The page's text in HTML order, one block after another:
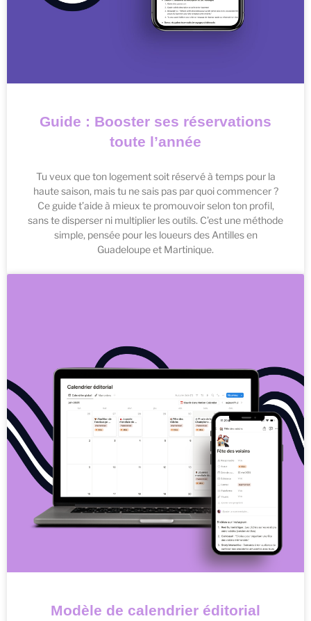
Guide : Booster ses réservations
toute l’année
Tu veux que ton logement soit réservé à temps pour la
haute saison, mais tu ne sais pas par quoi commencer ?
Ce guide t’aide à mieux te promouvoir selon ton profil,
sans te disperser ni multiplier les outils. C’est une méthode
simple, pensée pour les loueurs des Antilles en
Guadeloupe et Martinique.
Modèle de calendrier éditorial